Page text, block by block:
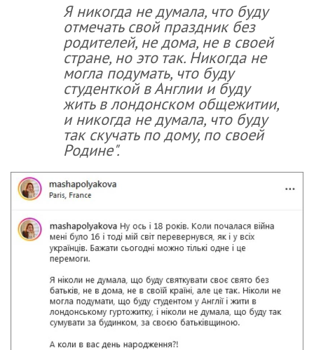
Я никогда не думала, что буду
отмечать свой праздник без
родителей, не дома, не в своей
стране, но это так. Никогда не
могла подумать, что буду
студенткой в Англии и буду
жить в лондонском общежитии,
и никогда не думала, что буду
так скучать по дому, по своей
Родине".